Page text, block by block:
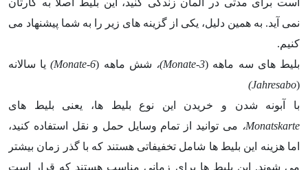
نمی آید. به همین دلیل، یکی از گزینه های زیر را به شما پیشنهاد می
کنیم.
بلیط های سه ماهه (3-Monate )، شش ماهه (6-Monate
) یا سالانه
(
Jahresabo
)
با آبونه شدن و خریدن این نوع بلیط ها، یعنی بلیط های
Monatskarte، می توانید از تمام وسایل حمل و نقل استفاده کنید،
اما هزینه این بلیط ها شامل تخفیفاتی هستند که با گذر زمان بیشتر
می شوند. این بلیط ها برای زمانی مناسب هستند که قرار است